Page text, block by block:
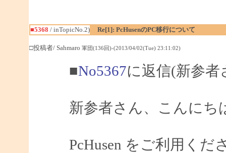
■5368 / inTopicNo.2) Re[1]: PcHusenのPC移行について
□投稿者/ Sahmaro 軍団(136回)-(2013/04/02(Tue) 23:11:02)
■No5367に返信(新参者
新参者さん、こんにち
PcHusen をご利用く